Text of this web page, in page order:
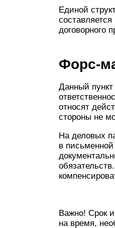
Единой
договорного
Форс-
Данный пункт
относят
стороны не
На деловых
в
Важно! Срок
на время,